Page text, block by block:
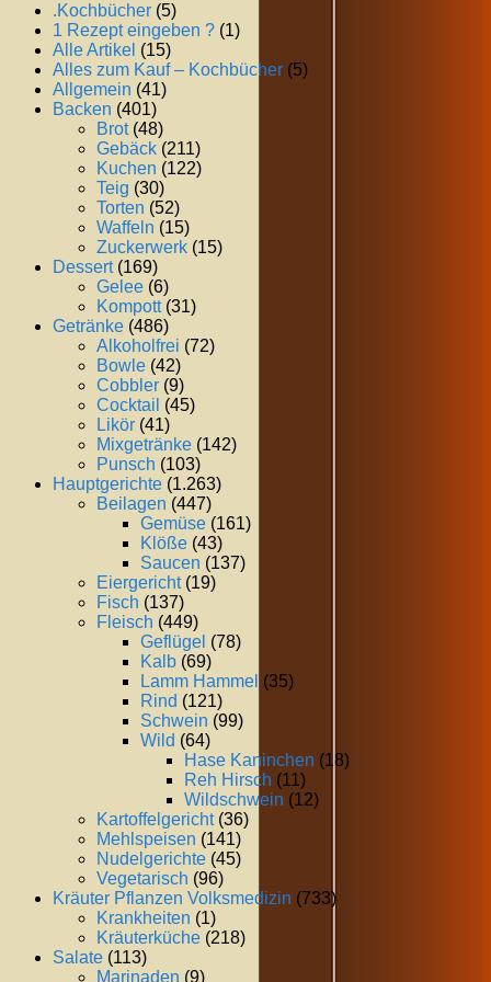
.Kochbücher (5)
1 Rezept eingeben ? (1)
Alle Artikel (15)
Alles zum Kauf – Kochbücher (5)
Allgemein (41)
Backen (401)
Brot(48)
Gebäck (211)
Kuchen (122)
Teig (30)
Torten (52)
Waffeln (15)
Zuckerwerk (15)
Dessert(169)
Gelee (6)
Kompott(31)
Getränke (486)
Alkoholfrei (72)
Bowle (42)
Cobbler (9)
Cocktail (45)
Likör (41)
Mixgetränke (142)
Punsch (103)
Hauptgerichte (1.263)
Beilagen (447)
Gemüse (161)
Klöße (43)
Saucen (137)
Eiergericht(19)
Fisch (137)
Fleisch (449)
Geflügel (78)
Kalb (69)
Lamm Hammel (35)
Rind (121)
Schwein (99)
Wild (64)
Hase Kaninchen (18)
Reh Hirsch (11)
Wildschwein (12)
Kartoffelgericht(36)
Mehlspeisen (141)
Nudelgerichte (45)
Vegetarisch (96)
Kräuter Pflanzen Volksmedizin (733)
Krankheiten (1)
Kräuterküche (218)
Salate (113)
Marinaden (9)